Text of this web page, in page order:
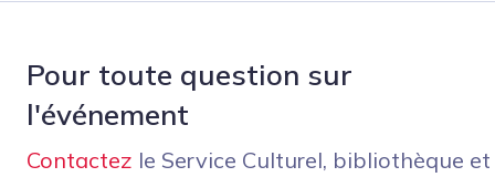
Pour toute question sur
l'événement
Contactez le Service Culturel, bibliothèque et